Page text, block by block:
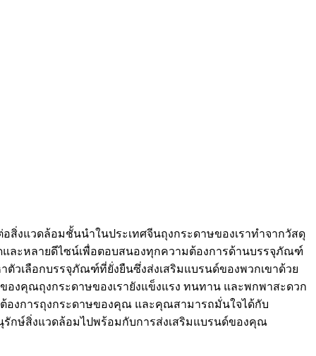
สิ่งแวดล้อมชั้นนำในประเทศจีนถุงกระดาษของเราทำจากวัสดุ
และหลายดีไซน์เพื่อตอบสนองทุกความต้องการด้านบรรจุภัณฑ์
วเลือกบรรจุภัณฑ์ที่ยั่งยืนซึ่งส่งเสริมแบรนด์ของพวกเขาด้วย
งคุณถุงกระดาษของเรายังแข็งแรง ทนทาน และพกพาสะดวก
มต้องการถุงกระดาษของคุณ และคุณสามารถมั่นใจได้กับ
กษ์สิ่งแวดล้อมไปพร้อมกับการส่งเสริมแบรนด์ของคุณ